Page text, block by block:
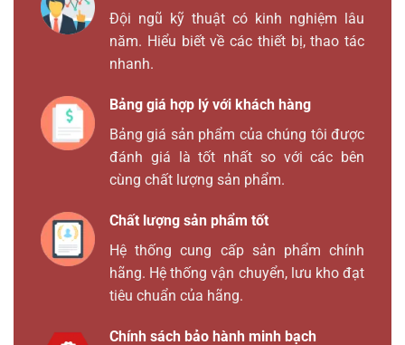
Đội ngũ kỹ thuật có kinh nghiệm lâu
năm. Hiểu biết về các thiết bị, thao tác
nhanh.
Bảng giá hợp lý với khách hàng
Bảng giá sản phẩm của chúng tôi được
đánh giá là tốt nhất so với các bên
cùng chất lượng sản phẩm.
Chất lượng sản phẩm tốt
Hệ thống cung cấp sản phẩm chính
hãng. Hệ thống vận chuyển, lưu kho đạt
tiêu chuẩn của hãng.
Chính sách bảo hành minh bạch